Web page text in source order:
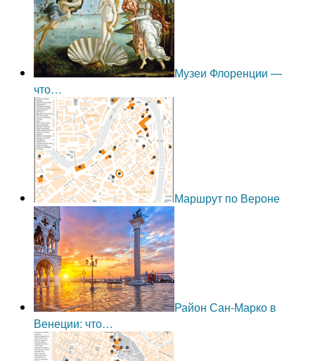
Музеи Флоренции —
что…
Маршрут по Вероне
Район Сан-Марко в
Венеции: что…